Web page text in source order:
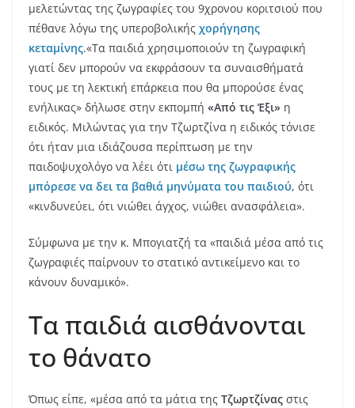
μελετώντας της ζωγραφίες του 9χρονου κοριτσιού που
πέθανε λόγω της υπεροβολικής χορήγησης
κεταμίνης.«Τα παιδιά χρησιμοποιούν τη ζωγραφική
γιατί δεν μπορούν να εκφράσουν τα συναισθήματά
τους με τη λεκτική επάρκεια που θα μπορούσε ένας
ενήλικας» δήλωσε στην εκπομπή «Από τις Έξι» η
ειδικός. Μιλώντας για την Τζωρτζίνα η ειδικός τόνισε
ότι ήταν μια ιδιάζουσα περίπτωση με την
παιδοψυχολόγο να λέει ότι μέσω της ζωγραφικής
μπόρεσε να δει τα βαθιά μηνύματα του παιδιού, ότι
«κινδυνεύει, ότι νιώθει άγχος, νιώθει ανασφάλεια».
Σύμφωνα με την κ. Μπογιατζή τα «παιδιά μέσα από τις
ζωγραφιές παίρνουν το στατικό αντικείμενο και το
κάνουν δυναμικό».
Τα παιδιά αισθάνονται
το θάνατο
Όπως είπε, «μέσα από τα μάτια της Τζωρτζίνας στις